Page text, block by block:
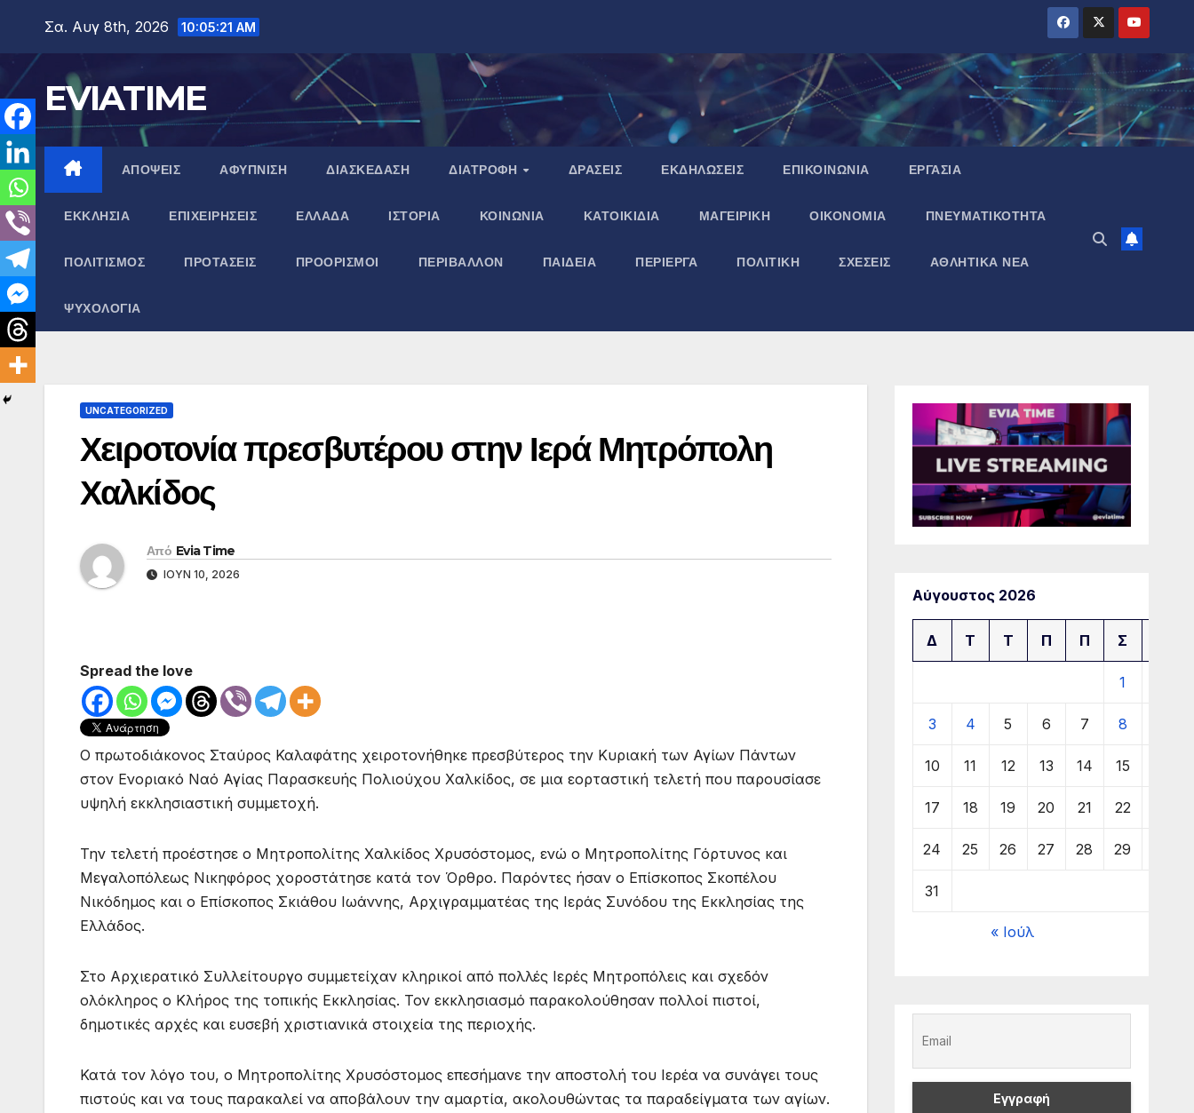
περιεχόμενο
Σα. Αυγ 8th, 2026 10:05:22 AM
EVIATIME
ΑΠΟΨΕΙΣ ΑΦΥΠΝΙΣΗ ΔΙΑΣΚΕΔΑΣΗ ΔΙΑΤΡΟΦΗ ΔΡΑΣΕΙΣ ΕΚΔΗΛΩΣΕΙΣ ΕΠΙΚΟΙΝΩΝΙΑ ΕΡΓΑΣΙΑ
ΕΚΚΛΗΣΙΑ ΕΠΙΧΕΙΡΗΣΕΙΣ ΕΛΛΑΔΑ ΙΣΤΟΡΙΑ ΚΟΙΝΩΝΙΑ ΚΑΤΟΙΚΙΔΙΑ ΜΑΓΕΙΡΙΚΗ ΟΙΚΟΝΟΜΙΑ ΠΝΕΥΜΑΤΙΚΌΤΗΤΑ
ΠΟΛΙΤΙΣΜΟΣ ΠΡΟΤΑΣΕΙΣ ΠΡΟΟΡΙΣΜΟΙ ΠΕΡΙΒΑΛΛΟΝ ΠΑΙΔΕΙΑ ΠΕΡΙΕΡΓΑ ΠΟΛΙΤΙΚΗ ΣΧΕΣΕΙΣ ΑΘΛΗΤΙΚΑ ΝΕΑ
ΨΥΧΟΛΟΓΙΑ
UNCATEGORIZED
Χειροτονία πρεσβυτέρου στην Ιερά Μητρόπολη
Χαλκίδος
Από Evia Time
ΙΟΎΝ 10, 2026
Spread the love
Ο πρωτοδιάκονος Σταύρος Καλαφάτης χειροτονήθηκε πρεσβύτερος την Κυριακή των Αγίων Πάντων
στον Ενοριακό Ναό Αγίας Παρασκευής Πολιούχου Χαλκίδος, σε μια εορταστική τελετή που παρουσίασε
υψηλή εκκλησιαστική συμμετοχή.
Την τελετή προέστησε ο Μητροπολίτης Χαλκίδος Χρυσόστομος, ενώ ο Μητροπολίτης Γόρτυνος και
Μεγαλοπόλεως Νικηφόρος χοροστάτησε κατά τον Όρθρο. Παρόντες ήσαν ο Επίσκοπος Σκοπέλου
Νικόδημος και ο Επίσκοπος Σκιάθου Ιωάννης, Αρχιγραμματέας της Ιεράς Συνόδου της Εκκλησίας της
Ελλάδος.
Στο Αρχιερατικό Συλλείτουργο συμμετείχαν κληρικοί από πολλές Ιερές Μητροπόλεις και σχεδόν
ολόκληρος ο Κλήρος της τοπικής Εκκλησίας. Τον εκκλησιασμό παρακολούθησαν πολλοί πιστοί,
δημοτικές αρχές και ευσεβή χριστιανικά στοιχεία της περιοχής.
Κατά τον λόγο του, ο Μητροπολίτης Χρυσόστομος επεσήμανε την αποστολή του Ιερέα να συνάγει τους
πιστούς και να τους παρακαλεί να αποβάλουν την αμαρτία, ακολουθώντας τα παραδείγματα των αγίων.
Αύγουστος 2026
Δ Τ Τ Π Π Σ
1
3 4 5 6 7 8
10 11 12 13 14 15
17 18 19 20 21 22
24 25 26 27 28 29
31
« Ιούλ